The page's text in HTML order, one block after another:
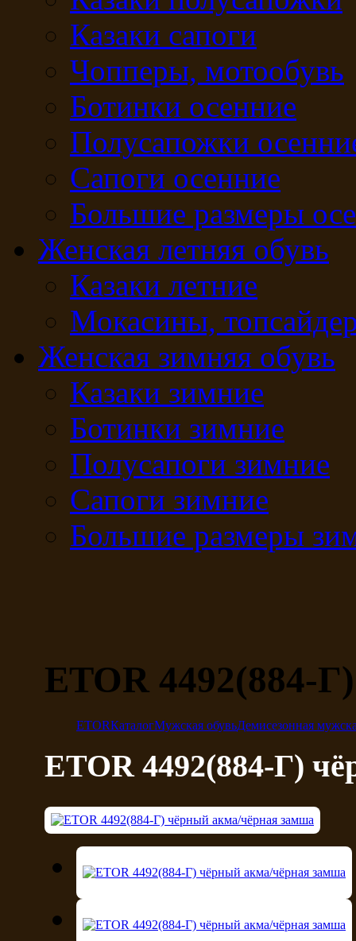
Казаки сапоги
Чопперы, мотообувь
Ботинки осенние
Полусапожки
Сапоги осенние
Большие размеры
Женская летняя обувь
Казаки летние
Мокасины,
Женская зимняя обувь
Казаки зимние
Ботинки зимние
Полусапоги зимние
Сапоги зимние
Большие размеры
ETOR 4492(884-
ETORКаталогМужская обувьДемисезонная
ETOR 4492(884-Г)